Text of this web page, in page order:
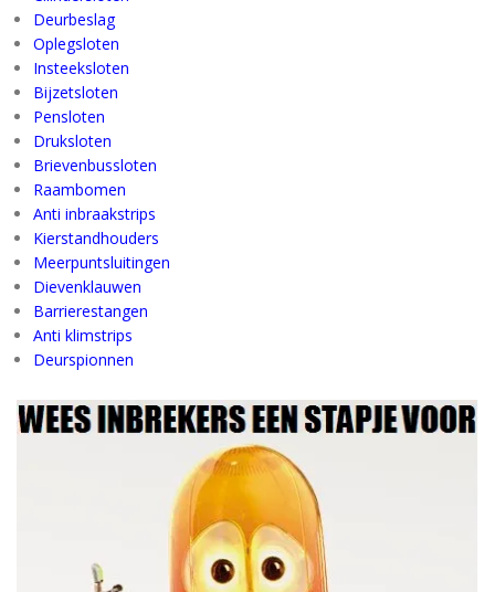
Deurbeslag
Oplegsloten
Insteeksloten
Bijzetsloten
Pensloten
Druksloten
Brievenbussloten
Raambomen
Anti inbraakstrips
Kierstandhouders
Meerpuntsluitingen
Dievenklauwen
Barrierestangen
Anti klimstrips
Deurspionnen